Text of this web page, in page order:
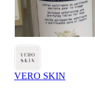
VERO SKIN